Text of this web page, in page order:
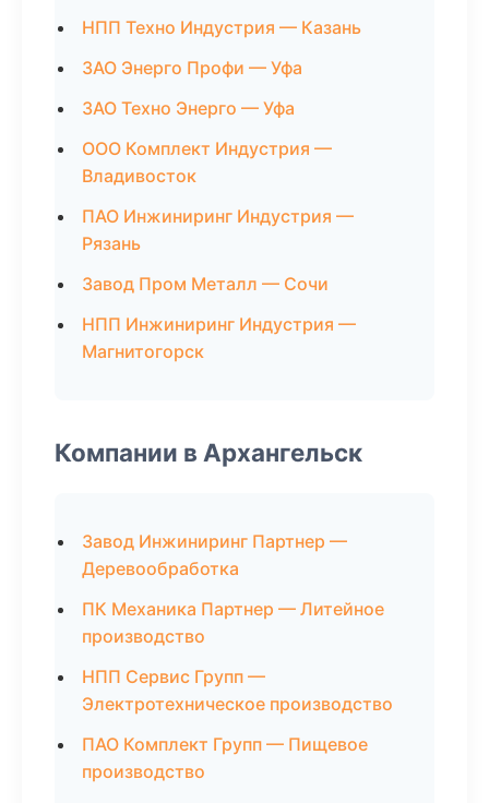
НПП Техно Индустрия — Казань
ЗАО Энерго Профи — Уфа
ЗАО Техно Энерго — Уфа
ООО Комплект Индустрия —
Владивосток
ПАО Инжиниринг Индустрия —
Рязань
Завод Пром Металл — Сочи
НПП Инжиниринг Индустрия —
Магнитогорск
Компании в Архангельск
Завод Инжиниринг Партнер —
Деревообработка
ПК Механика Партнер — Литейное
производство
НПП Сервис Групп —
Электротехническое производство
ПАО Комплект Групп — Пищевое
производство